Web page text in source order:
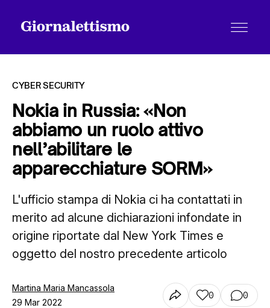
Tutti gli articoli
Chi siamo
Contatti
CYBER SECURITY
Nokia in Russia: «Non
abbiamo un ruolo attivo
nell’abilitare le
apparecchiature SORM»
L'ufficio stampa di Nokia ci ha contattati in
merito ad alcune dichiarazioni infondate in
origine riportate dal New York Times e
oggetto del nostro precedente articolo
Martina Maria Mancassola
29 Mar 2022
0 0